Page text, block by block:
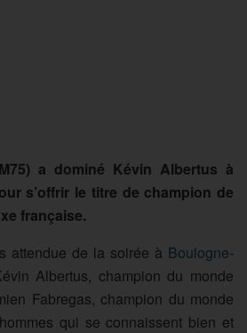
a dominé Kévin Albertus à
s’offrir le titre de champion de
française.
attendue de la soirée à Boulogne-
Albertus, champion du monde
Fabregas, champion du monde
qui se connaissent bien et